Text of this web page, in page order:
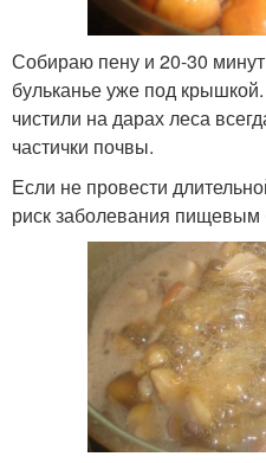
Собираю пену и 20-30
бульканье уже под
чистили на дарах леса
частички почвы.
Если не провести
риск заболевания пищевым